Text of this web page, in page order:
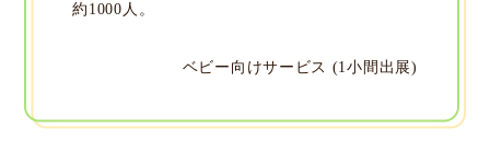
約1000人。
ベビー向けサービス (1小間出展)